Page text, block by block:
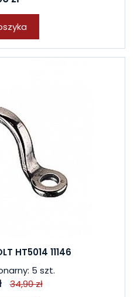
HT5014 11146
5 szt.
34,90 zł